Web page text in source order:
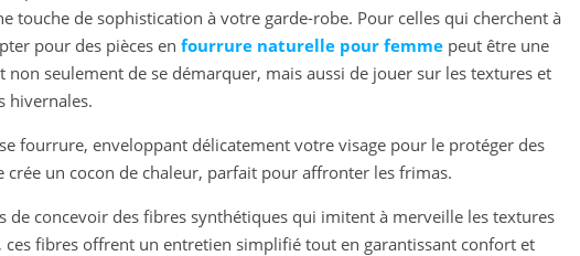
touche de sophistication à votre garde-robe. Pour celles qui cherchent à
pour des pièces en fourrure naturelle pour femme peut être une
non seulement de se démarquer, mais aussi de jouer sur les textures et
hivernales.
fourrure, enveloppant délicatement votre visage pour le protéger des
crée un cocon de chaleur, parfait pour affronter les frimas.
de concevoir des fibres synthétiques qui imitent à merveille les textures
, ces fibres offrent un entretien simplifié tout en garantissant confort et